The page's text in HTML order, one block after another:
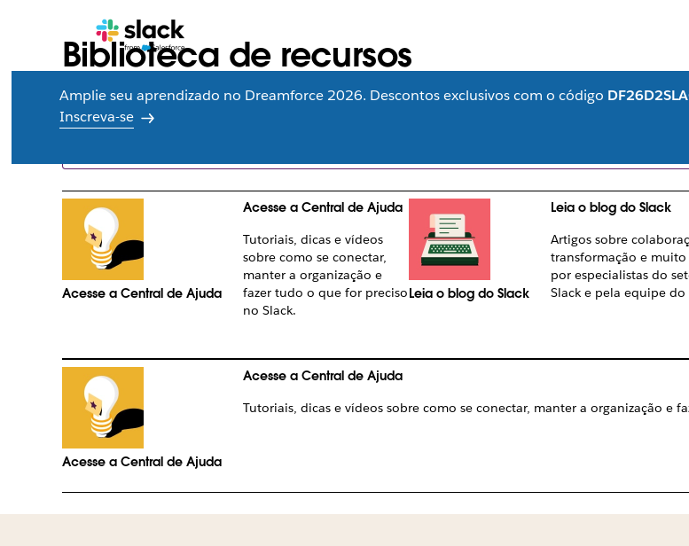
Amplie seu aprendizado no Dreamforce 2026. Descontos exclusivos com o código
Inscreva-se
Biblioteca de recursos
Procure recursos feitos sob medida para a sua equipe, as suas necessidades e todas as formas
Acesse a Central de Ajuda
Acesse a Central de Ajuda
Tutoriais, dicas e vídeos
sobre como se conectar,
manter a organização e
fazer tudo o que for preciso
no Slack.
Leia o blog do Slack
Leia o blog do Slack
Artigos sobre
transformação e
por especialistas do
Slack e pela equipe do
Acesse a Central de Ajuda
Acesse a Central de Ajuda
Tutoriais, dicas e vídeos sobre como se conectar, manter a organização e